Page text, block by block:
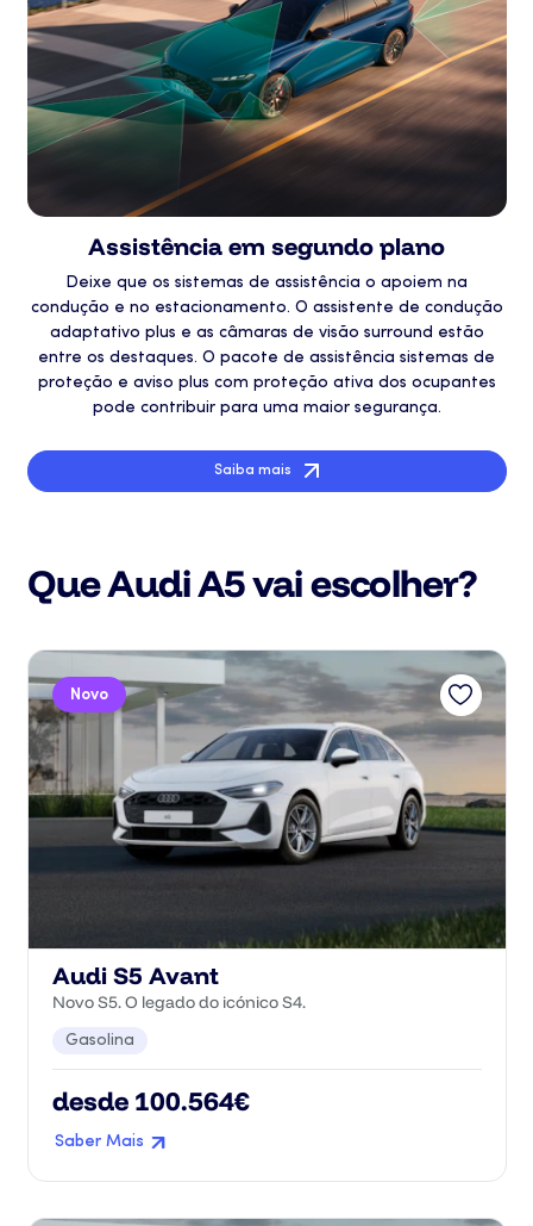
Assistência em segundo plano
Deixe que os sistemas de assistência o apoiem na
condução e no estacionamento. O assistente de condução
adaptativo plus e as câmaras de visão surround estão
entre os destaques. O pacote de assistência sistemas de
proteção e aviso plus com proteção ativa dos ocupantes
pode contribuir para uma maior segurança.
Saiba mais
Que Audi A5 vai escolher?
Novo
Audi S5 Avant
Novo S5. O legado do icónico S4.
Gasolina
desde 100.564€
Saber Mais